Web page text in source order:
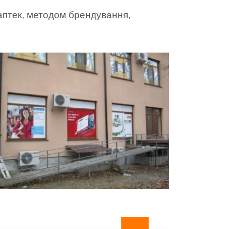
методом брендування,